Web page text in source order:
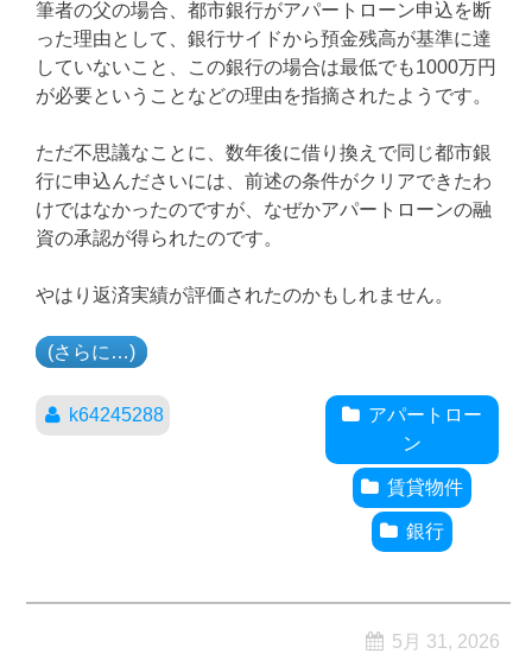
筆者の父の場合、都市銀行がアパートローン申込を断
った理由として、銀行サイドから預金残高が基準に達
していないこと、この銀行の場合は最低でも1000万円
が必要ということなどの理由を指摘されたようです。
ただ不思議なことに、数年後に借り換えで同じ都市銀
行に申込んださいには、前述の条件がクリアできたわ
けではなかったのですが、なぜかアパートローンの融
資の承認が得られたのです。
やはり返済実績が評価されたのかもしれません。
(さらに…)
k64245288
アパートロー
ン
賃貸物件
銀行
5月 31, 2026